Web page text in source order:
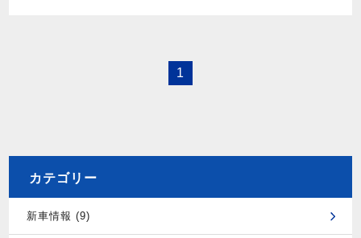
1
カテゴリー
新車情報 (9)